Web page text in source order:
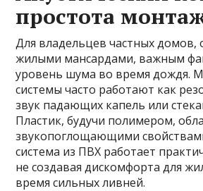
простота
Для владельцев частных домов,
жилыми мансардами, важным
уровень шума во время дождя.
системы часто работают как
звук падающих капель или
Пластик, будучи полимером,
звукопоглощающими
система из ПВХ работает
не создавая дискомфорта для
время сильных ливней.